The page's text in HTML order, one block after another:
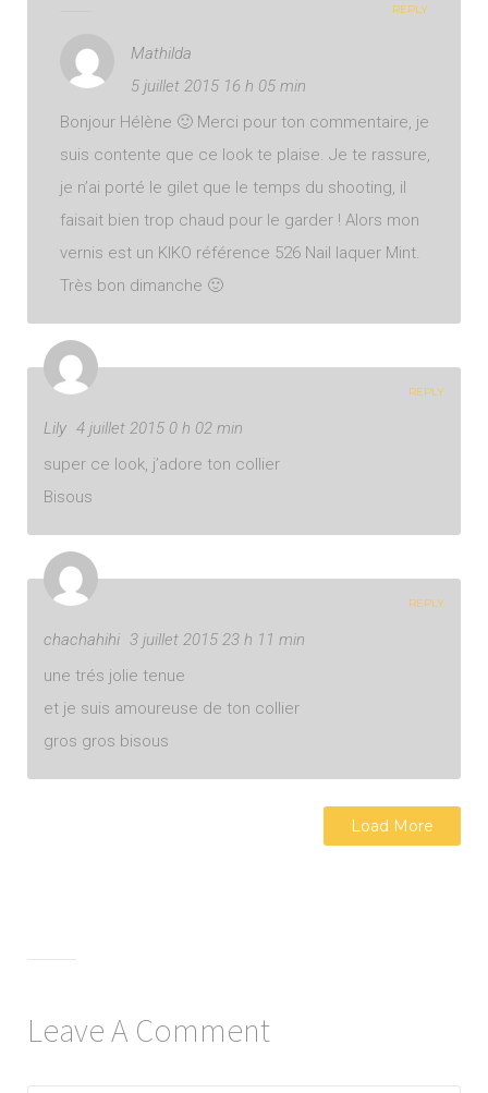
Mathilda
5 juillet 2015 16 h 05 min
Bonjour Hélène 🙂 Merci pour ton commentaire, je
suis contente que ce look te plaise. Je te rassure,
je n’ai porté le gilet que le temps du shooting, il
faisait bien trop chaud pour le garder ! Alors mon
vernis est un KIKO référence 526 Nail laquer Mint.
Très bon dimanche 🙂
REPLY
Lily 4 juillet 2015 0 h 02 min
super ce look, j’adore ton collier
Bisous
REPLY
chachahihi 3 juillet 2015 23 h 11 min
une trés jolie tenue
et je suis amoureuse de ton collier
gros gros bisous
REPLY
Load More
Leave A Comment